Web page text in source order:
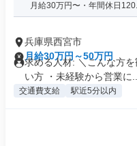
月給30万円〜・年間休日
兵庫県西宮市
月給30万円～50万円
求める人材: ＼こんな方
い方 ・未経験から営業に...
交通費支給 駅近5分以内